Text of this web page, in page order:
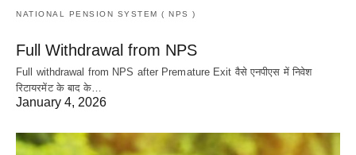
NATIONAL PENSION SYSTEM ( NPS )
Full Withdrawal from NPS
Full withdrawal from NPS after Premature Exit वैसे एनपीएस में निवेश
रिटायरमेंट के बाद के…
January 4, 2026